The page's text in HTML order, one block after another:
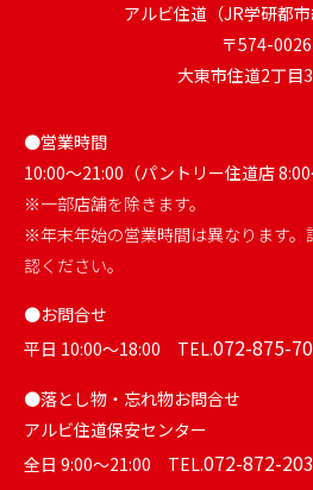
アルビ住道（JR学研都市
〒574-0026
大東市住道2丁目
●営業時間
10:00～21:00（パントリー住道店 8:00
※一部店舗を除きます。
※年末年始の営業時間は異なります。
認ください。
●お問合せ
平日 10:00～18:00 TEL.072-875-
●落とし物・忘れ物お問合せ
アルビ住道保安センター
全日 9:00～21:00 TEL.072-872-